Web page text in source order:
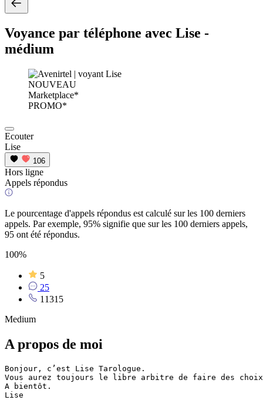
Voyance par téléphone avec Lise -
médium
NOUVEAU
Marketplace*
PROMO*
Ecouter
Lise
106
Hors ligne
Appels répondus
Le pourcentage d'appels répondus est calculé sur les 100 derniers
appels. Par exemple, 95% signifie que sur les 100 derniers appels,
95 ont été répondus.
100%
5
25
11315
Medium
A propos de moi
Bonjour, c’est Lise Tarologue.
Vous aurez toujours le libre arbitre de faire des choix
A bientôt.
Lise